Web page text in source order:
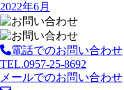
2022年6月
電話でのお問い合わせ
TEL.0957-25-8692
メールでのお問い合わせ